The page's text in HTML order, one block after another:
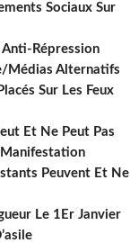
Sociaux Sur
Répression
Médias Alternatifs
Sur Les Feux
Et Ne Peut Pas
Manifestation
Peuvent Et Ne
Le 1Er Janvier